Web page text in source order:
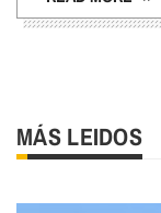
MÁS LEIDOS